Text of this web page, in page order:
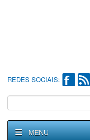
REDES SOCIAIS:
MENU